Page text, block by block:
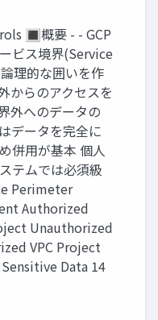
🔳概要 - - GCP
ビス境界(Service
理的な囲いを作
からのアクセスを
外へのデータの
データを完全に
併⽤が基本 個⼈
テムでは必須級
Perimeter
Authorized
Unauthorized
VPC Project
Data 14